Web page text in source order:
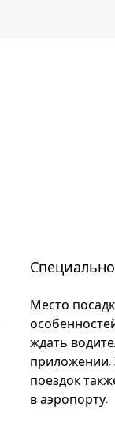
Место
ждать
приложении.
поездок
в аэропорту.